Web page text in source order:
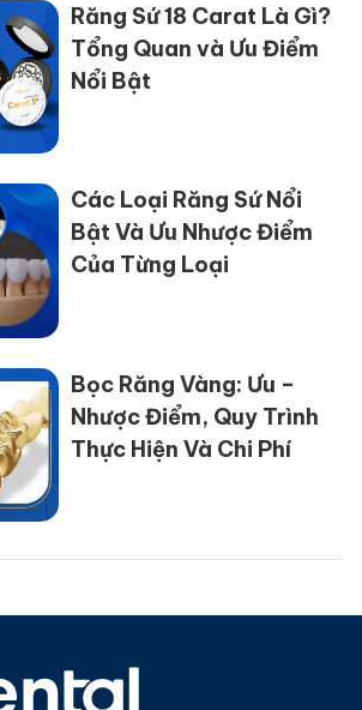
Răng Sứ 18 Carat Là Gì?
Tổng Quan và Ưu Điểm
Nổi Bật
Các Loại Răng Sứ Nổi
Bật Và Ưu Nhược Điểm
Của Từng Loại
Bọc Răng Vàng: Ưu –
Nhược Điểm, Quy Trình
Thực Hiện Và Chi Phí